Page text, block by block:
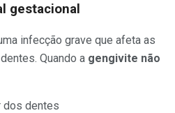
gestacional
infecção grave que afeta as
Quando a gengivite não
dos dentes